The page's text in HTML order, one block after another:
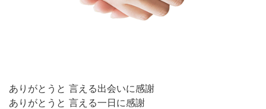
ありがとうと 言える出会いに感謝
ありがとうと 言える一日に感謝